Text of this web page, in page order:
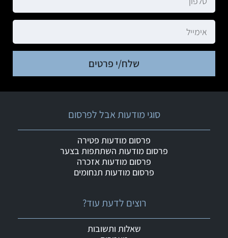
שלח/י פרטים
רוצים לדעת עוד?
שאלות ותשובות
סוגי מודעות אבל לפרסום
פרסום מודעות פטירה
פרסום מודעות השתתפות בצער
פרסום מודעות אזכרה
פרסום מודעות תנחומים